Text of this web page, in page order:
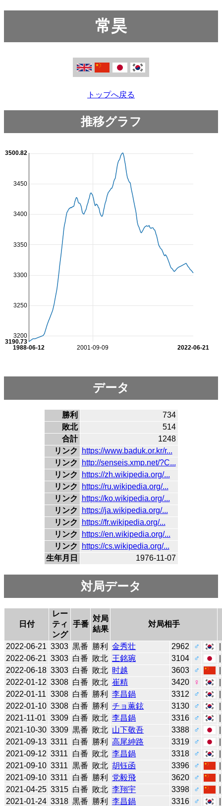
常昊
トップへ戻る
推移グラフ
2001-09-09
1988-06-12 2022-06-21
3200
3250
3300
3350
3400
3450
3190.73
3500.82
データ
勝利
734
敗北
514
合計
1248
リンク
https://www.baduk.or.kr/r...
リンク
http://senseis.xmp.net/?C...
リンク
https://zh.wikipedia.org/...
リンク
https://ru.wikipedia.org/...
リンク
https://ko.wikipedia.org/...
リンク
https://ja.wikipedia.org/...
リンク
https://fr.wikipedia.org/...
リンク
https://en.wikipedia.org/...
リンク
https://cs.wikipedia.org/...
生年月日
1976-11-07
対局データ
日付
レー
ティ
ング
手番
対局
結果
対局相手
2022-06-21 3303 黒番 勝利 金秀壮 2962 ♂
2022-06-21 3303 白番 敗北 王銘琬 3104 ♂
2022-06-18 3303 白番 敗北 时越 3603 ♂
2022-01-12 3308 白番 敗北 崔精 3420 ♀
2022-01-11 3308 白番 勝利 李昌鍋 3312 ♂
2022-01-10 3308 白番 勝利 チョ薫鉉 3130 ♂
2021-11-01 3309 白番 敗北 李昌鍋 3316 ♂
2021-10-30 3309 黒番 敗北 山下敬吾 3388 ♂
2021-09-13 3311 白番 勝利 高尾紳路 3319 ♂
2021-09-12 3311 白番 敗北 李昌鍋 3318 ♂
2021-09-10 3311 黒番 敗北 胡钰函 3396 ♂
2021-09-10 3311 白番 勝利 党毅飛 3620 ♂
2021-04-25 3315 白番 敗北 李翔宇 3398 ♂
2021-01-24 3318 黒番 勝利 李昌鍋 3316 ♂